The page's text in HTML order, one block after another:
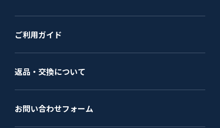
ご利用ガイド
返品・交換について
お問い合わせフォーム